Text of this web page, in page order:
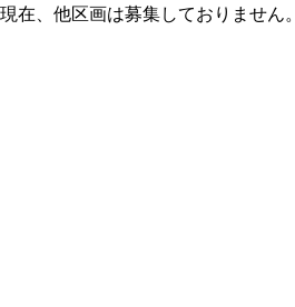
現在、他区画は募集しておりません。